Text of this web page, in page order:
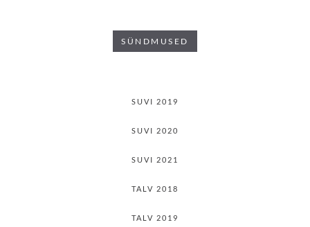
SÜNDMUSED
SUVI 2019
SUVI 2020
SUVI 2021
TALV 2018
TALV 2019